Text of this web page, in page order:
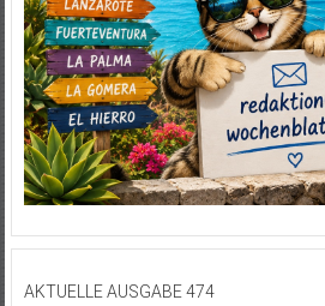
AKTUELLE AUSGABE 474